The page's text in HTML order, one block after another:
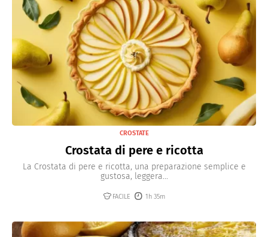
CROSTATE
Crostata di pere e ricotta
La Crostata di pere e ricotta, una preparazione semplice e
gustosa, leggera...
FACILE 1h 35m